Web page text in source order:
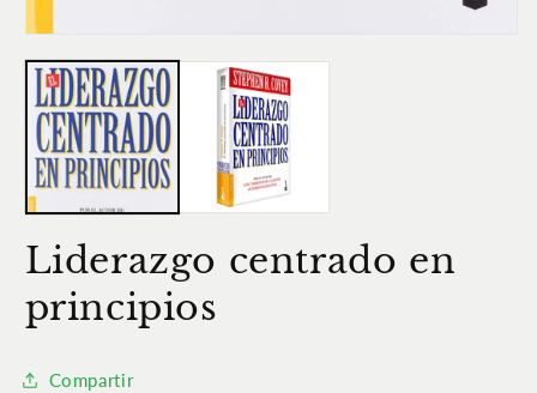
elemento
multimedia
en
una
ventana
modal
Liderazgo centrado en
principios
Compartir